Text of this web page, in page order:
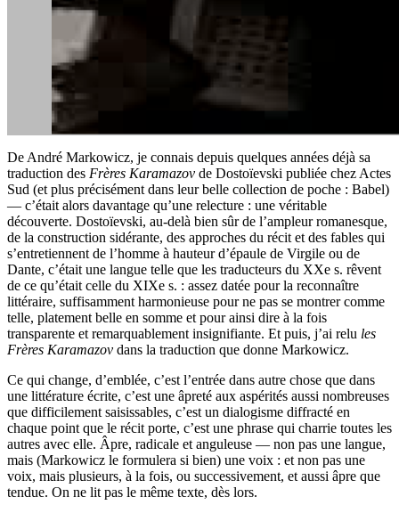
De André Markowicz, je connais depuis quelques années déjà sa
traduction des Frères Karamazov de Dostoïevski publiée chez Actes
Sud (et plus précisément dans leur belle collection de poche : Babel)
— c’était alors davantage qu’une relecture : une véritable
découverte. Dostoïevski, au-delà bien sûr de l’ampleur romanesque,
de la construction sidérante, des approches du récit et des fables qui
s’entretiennent de l’homme à hauteur d’épaule de Virgile ou de
Dante, c’était une langue telle que les traducteurs du XXe s. rêvent
de ce qu’était celle du XIXe s. : assez datée pour la reconnaître
littéraire, suffisamment harmonieuse pour ne pas se montrer comme
telle, platement belle en somme et pour ainsi dire à la fois
transparente et remarquablement insignifiante. Et puis, j’ai relu les
Frères Karamazov dans la traduction que donne Markowicz.
Ce qui change, d’emblée, c’est l’entrée dans autre chose que dans
une littérature écrite, c’est une âpreté aux aspérités aussi nombreuses
que difficilement saisissables, c’est un dialogisme diffracté en
chaque point que le récit porte, c’est une phrase qui charrie toutes les
autres avec elle. Âpre, radicale et anguleuse — non pas une langue,
mais (Markowicz le formulera si bien) une voix : et non pas une
voix, mais plusieurs, à la fois, ou successivement, et aussi âpre que
tendue. On ne lit pas le même texte, dès lors.